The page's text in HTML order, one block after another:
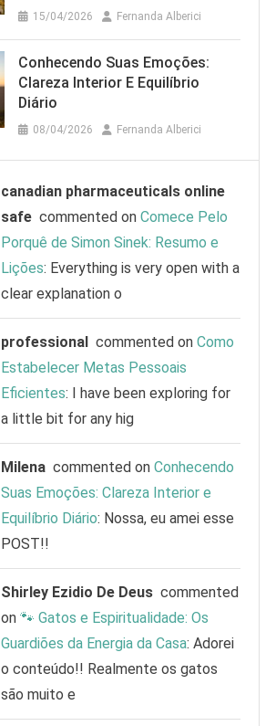
15/04/2026 Fernanda Alberici
Conhecendo Suas Emoções:
Clareza Interior E Equilíbrio
Diário
08/04/2026 Fernanda Alberici
canadian pharmaceuticals online
safe commented onComece Pelo
Porquê de Simon Sinek: Resumo e
Lições: Everything is very open with a
clear explanation o
professional commented onComo
Estabelecer Metas Pessoais
Eficientes: I have been exploring for
a little bit for any hig
Milena commented onConhecendo
Suas Emoções: Clareza Interior e
Equilíbrio Diário: Nossa, eu amei esse
POST!!
Shirley Ezidio De Deus commented
on🐾 Gatos e Espiritualidade: Os
Guardiões da Energia da Casa: Adorei
o conteúdo!! Realmente os gatos
são muito e